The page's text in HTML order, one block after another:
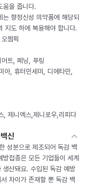
움을 줍니다.
향정신성 의약품에 해당되
지도 하에 복용해야 합니다.
젬픽
트, 페닝, 푸링
, 휴터민세미, 디에타민,
제니엑스,제니로우,리피다
신
성분으로 제조되어 독감 백
접종은 모든 기업들이 세계
생산돼요. 수입된 독감 예방
차이가 존재할 뿐 독감 백